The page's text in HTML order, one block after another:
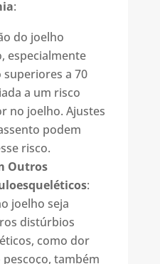
:
do joelho
especialmente
a 70
a um risco
no joelho. Ajustes
podem
risco.
Outros
:
joelho seja
distúrbios
como dor
pescoço, também